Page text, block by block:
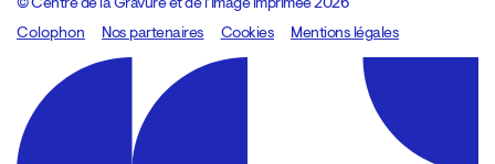
© Centre de la Gravure et de l’Image imprimée 2026
Colophon
Design:Marcel Kaczmarek, code:8080.studio
Nos partenaires Cookies Mentions légales